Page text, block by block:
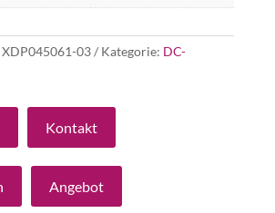
XDP045061-03 Kategorie: DC-
Kontakt
Angebot